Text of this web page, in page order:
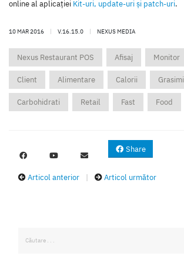
online al aplicaţiei Kit-uri, update-uri şi patch-uri.
10 MAR 2016 | V.16.15.0 | NEXUS MEDIA
Nexus Restaurant POS Afisaj Monitor
Client Alimentare Calorii Grasimi
Carbohidrati Retail Fast Food
Share
Articol anterior | Articol următor